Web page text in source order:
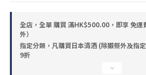
全店，全單 購買 滿HK$500.00，即享 免運
外）
指定分類，凡購買日本清酒 (除獺祭外及指
9折